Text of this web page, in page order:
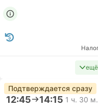
ещё
Подтверждается сразу
12:45 14:15 1 ч. 30 м.